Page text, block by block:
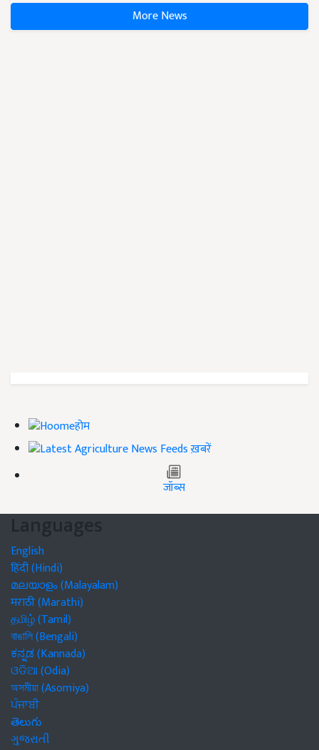
More News
होम
ख़बरें
जॉब्स
Languages
English
हिंदी (Hindi)
മലയാളം (Malayalam)
मराठी (Marathi)
தமிழ் (Tamil)
বাঙালি (Bengali)
ಕನ್ನಡ (Kannada)
ଓଡିଆ (Odia)
অসমীয়া (Asomiya)
ਪੰਜਾਬੀ
తెలుగు
ગુજરાતી